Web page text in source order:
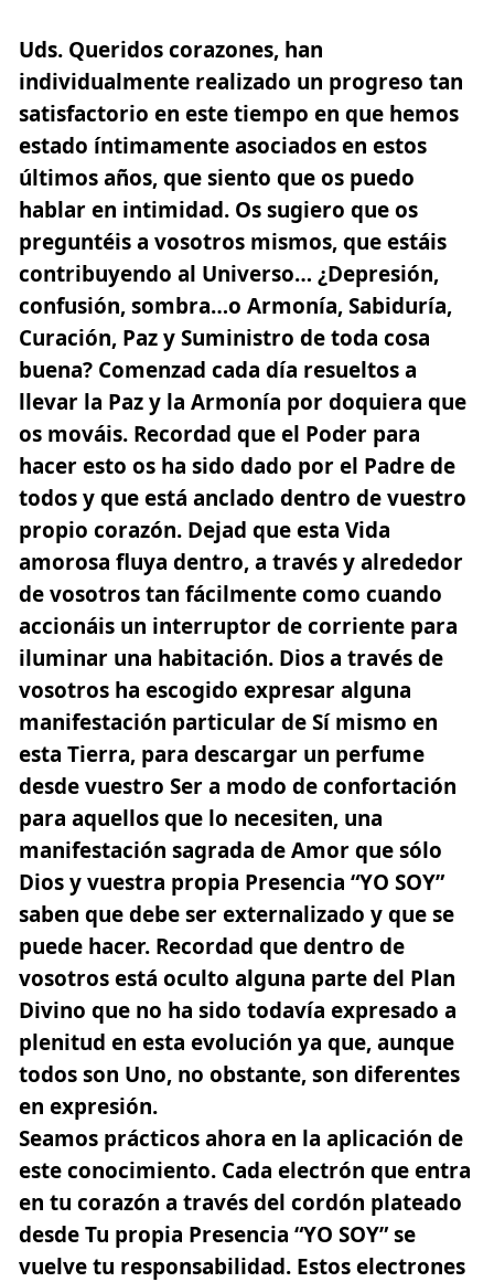
Uds. Queridos corazones, han
individualmente realizado un progreso tan
satisfactorio en este tiempo en que hemos
estado íntimamente asociados en estos
últimos años, que siento que os puedo
hablar en intimidad. Os sugiero que os
preguntéis a vosotros mismos, que estáis
contribuyendo al Universo… ¿Depresión,
confusión, sombra…o Armonía, Sabiduría,
Curación, Paz y Suministro de toda cosa
buena? Comenzad cada día resueltos a
llevar la Paz y la Armonía por doquiera que
os mováis. Recordad que el Poder para
hacer esto os ha sido dado por el Padre de
todos y que está anclado dentro de vuestro
propio corazón. Dejad que esta Vida
amorosa fluya dentro, a través y alrededor
de vosotros tan fácilmente como cuando
accionáis un interruptor de corriente para
iluminar una habitación. Dios a través de
vosotros ha escogido expresar alguna
manifestación particular de Sí mismo en
esta Tierra, para descargar un perfume
desde vuestro Ser a modo de confortación
para aquellos que lo necesiten, una
manifestación sagrada de Amor que sólo
Dios y vuestra propia Presencia “YO SOY”
saben que debe ser externalizado y que se
puede hacer. Recordad que dentro de
vosotros está oculto alguna parte del Plan
Divino que no ha sido todavía expresado a
plenitud en esta evolución ya que, aunque
todos son Uno, no obstante, son diferentes
en expresión.
Seamos prácticos ahora en la aplicación de
este conocimiento. Cada electrón que entra
en tu corazón a través del cordón plateado
desde Tu propia Presencia “YO SOY”se
vuelve tu responsabilidad. Estos electrones